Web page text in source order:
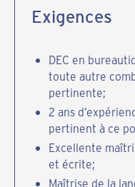
Exigences
DEC en
toute autre
pertinente;
2 ans
pertinent à ce
Excellente
et écrite;
Maîtrise de la